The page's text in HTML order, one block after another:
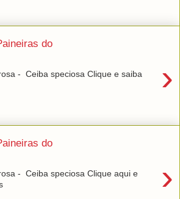
do
›
- Ceiba speciosa Clique e saiba
do
›
- Ceiba speciosa Clique aqui e